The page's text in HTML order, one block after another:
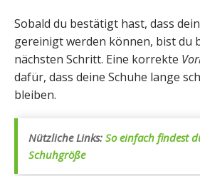
Sobald du bestätigt hast, dass
gereinigt werden können, bist du
nächsten Schritt. Eine korrekte
dafür, dass deine Schuhe lange
bleiben.
Nützliche Links: So einfach findest
Schuhgröße